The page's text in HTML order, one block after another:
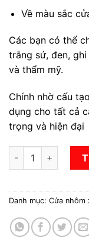
Về màu sắc
Các bạn có thể
trắng sứ, đen,
và thẩm mỹ.
Chính nhờ cấu
dụng cho tất cả
trọng và hiện đại
Cửa nhôm xingfa
Danh mục: Cửa nhôm